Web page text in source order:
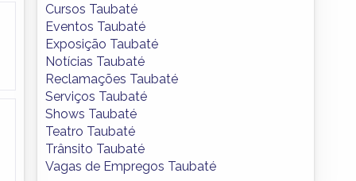
Cursos Taubaté
Eventos Taubaté
Exposição Taubaté
Notícias Taubaté
Reclamações Taubaté
Serviços Taubaté
Shows Taubaté
Teatro Taubaté
Trânsito Taubaté
Vagas de Empregos Taubaté